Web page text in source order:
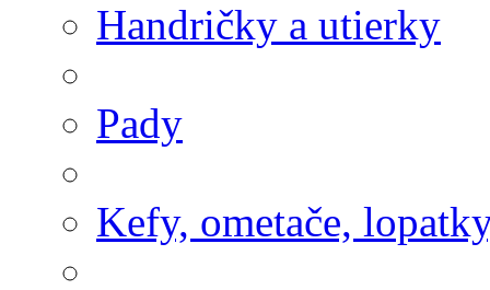
Handričky a utierky
Pady
Kefy, ometače,